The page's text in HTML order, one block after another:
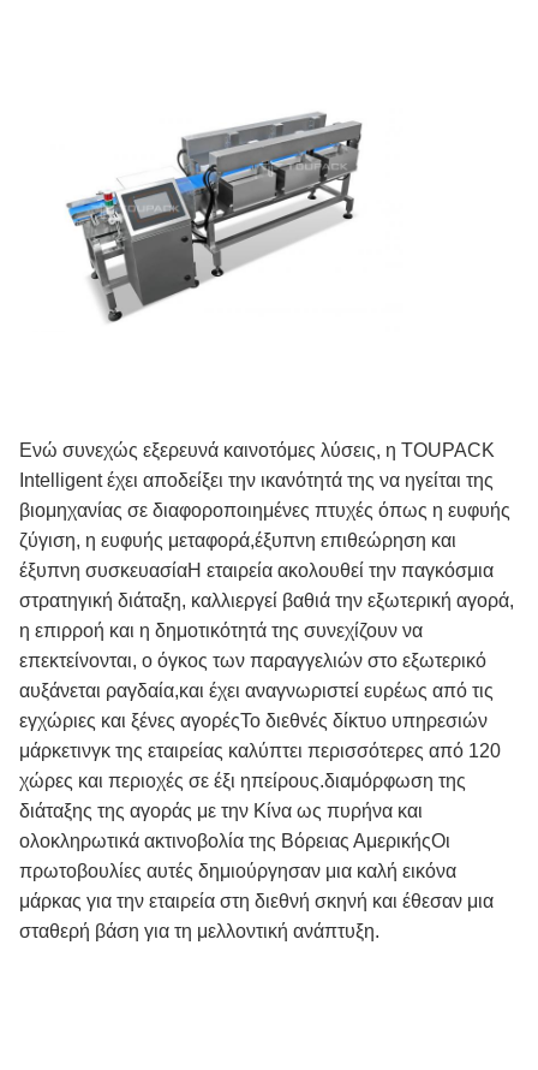
Ενώ συνεχώς εξερευνά καινοτόμες λύσεις, η TOUPACK
Intelligent έχει αποδείξει την ικανότητά της να ηγείται της
βιομηχανίας σε διαφοροποιημένες πτυχές όπως η ευφυής
ζύγιση, η ευφυής μεταφορά,έξυπνη επιθεώρηση και
έξυπνη συσκευασίαΗ εταιρεία ακολουθεί την παγκόσμια
στρατηγική διάταξη, καλλιεργεί βαθιά την εξωτερική αγορά,
η επιρροή και η δημοτικότητά της συνεχίζουν να
επεκτείνονται, ο όγκος των παραγγελιών στο εξωτερικό
αυξάνεται ραγδαία,και έχει αναγνωριστεί ευρέως από τις
εγχώριες και ξένες αγορέςΤο διεθνές δίκτυο υπηρεσιών
μάρκετινγκ της εταιρείας καλύπτει περισσότερες από 120
χώρες και περιοχές σε έξι ηπείρους.διαμόρφωση της
διάταξης της αγοράς με την Κίνα ως πυρήνα και
ολοκληρωτικά ακτινοβολία της Βόρειας ΑμερικήςΟι
πρωτοβουλίες αυτές δημιούργησαν μια καλή εικόνα
μάρκας για την εταιρεία στη διεθνή σκηνή και έθεσαν μια
σταθερή βάση για τη μελλοντική ανάπτυξη.